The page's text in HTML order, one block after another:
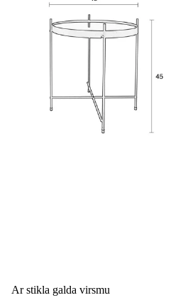
Ar stikla galda virsmu